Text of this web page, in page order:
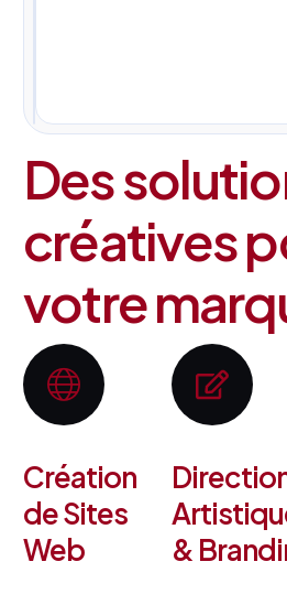
Des
créatives
votre
Création
de Sites
Web
&